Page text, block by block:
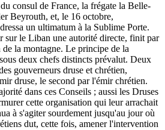
consul de France, la frégate la Belle-
Beyrouth, et, le 16 octobre,
un ultimatum à la Sublime Porte.
sur le Liban une autorité directe, finit par
la montagne. Le principe de la
deux chefs distincts prévalut. Deux
gouverneurs druse et chrétien,
druse, le second par l'émir chrétien.
dans ces Conseils ; aussi les Druses
cette organisation qui leur arrachait
à s'agiter sourdement jusqu'au jour où
dut, cette fois, amener l'intervention